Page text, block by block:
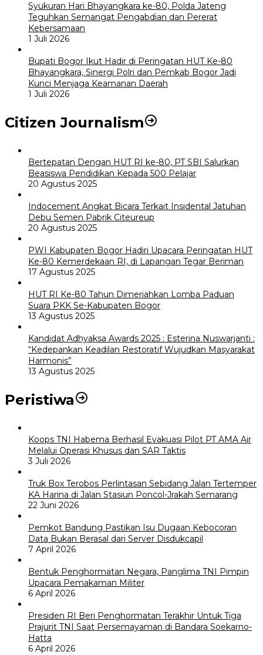
Syukuran Hari Bhayangkara ke-80, Polda Jateng
Teguhkan Semangat Pengabdian dan Pererat
Kebersamaan
1 Juli 2026
Bupati Bogor Ikut Hadir di Peringatan HUT Ke-80
Bhayangkara, Sinergi Polri dan Pemkab Bogor Jadi
Kunci Menjaga Keamanan Daerah
1 Juli 2026
Citizen Journalism
Bertepatan Dengan HUT RI ke-80, PT SBI Salurkan
Beasiswa Pendidikan Kepada 500 Pelajar
20 Agustus 2025
Indocement Angkat Bicara Terkait Insidental Jatuhan
Debu Semen Pabrik Citeureup
20 Agustus 2025
PWI Kabupaten Bogor Hadiri Upacara Peringatan HUT
Ke-80 Kemerdekaan RI, di Lapangan Tegar Beriman
17 Agustus 2025
HUT RI Ke-80 Tahun Dimeriahkan Lomba Paduan
Suara PKK Se-Kabupaten Bogor
13 Agustus 2025
Kandidat Adhyaksa Awards 2025 : Esterina Nuswarjanti :
“Kedepankan Keadilan Restoratif Wujudkan Masyarakat
Harmonis”
13 Agustus 2025
Peristiwa
Koops TNI Habema Berhasil Evakuasi Pilot PT AMA Air
Melalui Operasi Khusus dan SAR Taktis
3 Juli 2026
Truk Box Terobos Perlintasan Sebidang Jalan Tertemper
KA Harina di Jalan Stasiun Poncol-Jrakah Semarang
22 Juni 2026
Pemkot Bandung Pastikan Isu Dugaan Kebocoran
Data Bukan Berasal dari Server Disdukcapil
7 April 2026
Bentuk Penghormatan Negara, Panglima TNI Pimpin
Upacara Pemakaman Militer
6 April 2026
Presiden RI Beri Penghormatan Terakhir Untuk Tiga
Prajurit TNI Saat Persemayaman di Bandara Soekarno-
Hatta
6 April 2026